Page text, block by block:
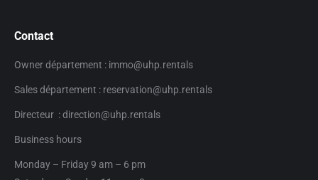
Contact
Owner département : immo@uhp.rentals
Sales département : reservation@uhp.rentals
Directeur : direction@uhp.rentals
Business hours
Monday – Friday 9 am – 6 pm